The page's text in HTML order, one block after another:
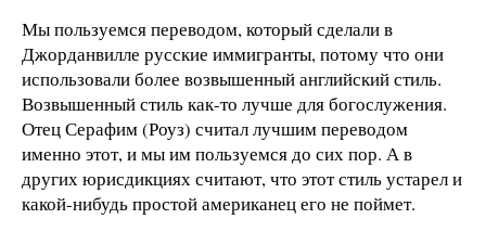
Мы пользуемся переводом, который сделали в
Джорданвилле русские иммигранты, потому что они
использовали более возвышенный английский стиль.
Возвышенный стиль как-то лучше для богослужения.
Отец Серафим (Роуз) считал лучшим переводом
именно этот, и мы им пользуемся до сих пор. А в
других юрисдикциях считают, что этот стиль устарел и
какой-нибудь простой американец его не поймет.